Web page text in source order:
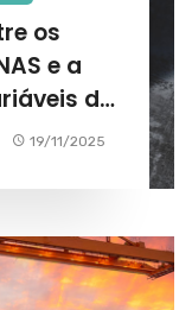
os
e a
da
19/11/2025